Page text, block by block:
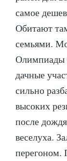
самое
Обитают
семьями.
Олимпиады
дачные
сильно
высоких
после
веселуха.
перегоном.